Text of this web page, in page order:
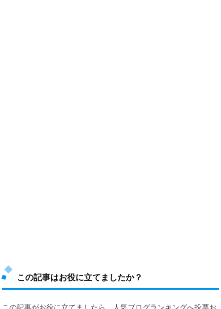
この記事はお役に立てましたか？